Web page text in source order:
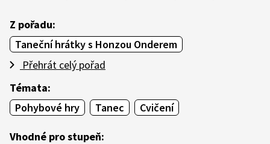
Z pořadu:
Taneční hrátky s Honzou Onderem
Přehrát celý pořad
Témata:
Pohybové hry
Tanec Cvičení
Vhodné pro stupeň: